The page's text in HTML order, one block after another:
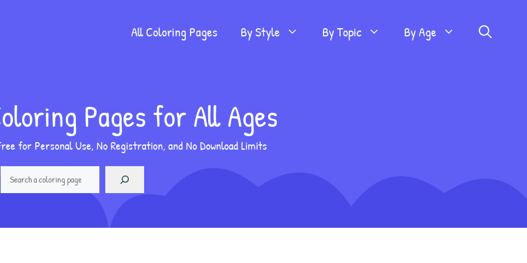
All Coloring Pages By Style By Topic By Age
Pages for All Ages
for Personal Use, No Registration, and No Download Limits